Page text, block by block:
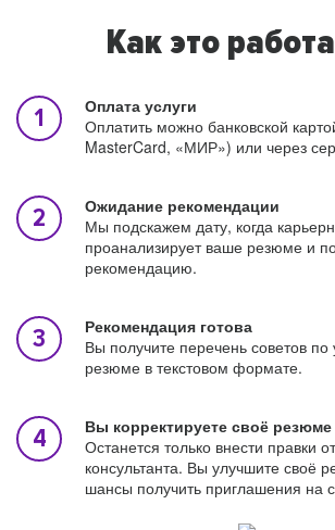
Как это
Оплата услуги
Оплатить можно банковской
MasterCard, «МИР») или через
Ожидание рекомендации
Мы подскажем дату, когда
проанализирует ваше резюме и
рекомендацию.
Рекомендация готова
Вы получите перечень советов
резюме в текстовом формате.
Вы корректируете своё резюме
Останется только внести правки
консультанта. Вы улучшите своё
шансы получить приглашения на